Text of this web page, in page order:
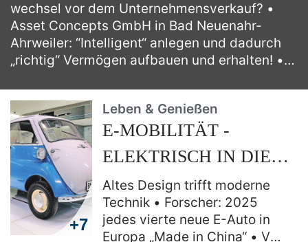
wechsel vor dem Unter­neh­mens­ver­kauf?
Asset Concepts GmbH in Bad Neuenahr-
Ahrweiler: “Intel­li­gent“ anlegen und dadurch
„richtig“ Vermögen aufbauen und erhalten!
buch heute?
+7
Leben & Genießen
E-MOBILITÄT -
ELEKTRISCH IN DIE
ZUKUNFT
Altes Design trifft moderne
Technik
Forscher: 2025
jedes vierte neue E-Auto in
Europa „Made in China“
Von